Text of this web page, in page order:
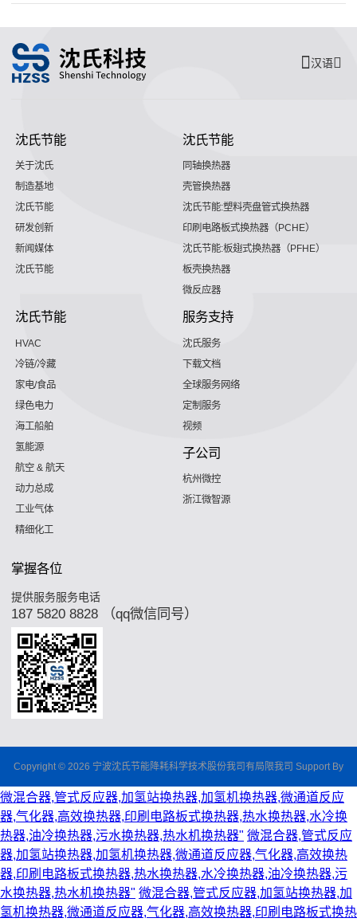
汉语
沈氏节能
关于沈氏
制造基地
沈氏节能
研发创新
新闻媒体
沈氏节能
沈氏节能
同轴换热器
壳管换热器
沈氏节能:塑料壳盘管式换热器
印刷电路板式换热器（PCHE）
沈氏节能:板翅式换热器（PFHE）
板壳换热器
微反应器
沈氏节能
HVAC
冷链/冷藏
家电/食品
绿色电力
海工船舶
氢能源
航空 & 航天
动力总成
工业气体
精细化工
服务支持
沈氏服务
下载文档
全球服务网络
定制服务
视频
子公司
杭州微控
浙江微智源
掌握各位
提供服务服务电话
187 5820 8828 （qq微信同号）
Copyright © 2026 宁波沈氏节能降耗科学技术股份我司有局限我司 Support By
微混合器,管式反应器,加氢站换热器,加氢机换热器,微通道反应
器,气化器,高效换热器,印刷电路板式换热器,热水换热器,水冷换
热器,油冷换热器,污水换热器,热水机换热器" 微混合器,管式反应
器,加氢站换热器,加氢机换热器,微通道反应器,气化器,高效换热
器,印刷电路板式换热器,热水换热器,水冷换热器,油冷换热器,污
水换热器,热水机换热器" 微混合器,管式反应器,加氢站换热器,加
氢机换热器,微通道反应器,气化器,高效换热器,印刷电路板式换热